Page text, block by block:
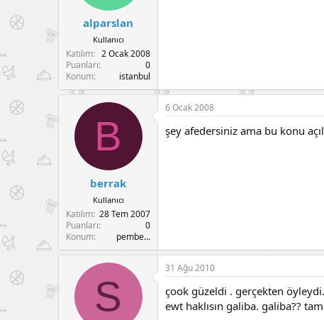
alparslan
Kullanıcı
Katılım
2 Ocak 2008
Puanları
0
Konum
istanbul
B
berrak
Kullanıcı
Katılım 28 Tem 2007
Puanları
0
Konum
pembe...
6 Ocak 2008
şey afedersiniz ama bu konu
S
31 Ağu 2010
çook güzeldi . gerçekten
ewt haklısın galiba. galiba??